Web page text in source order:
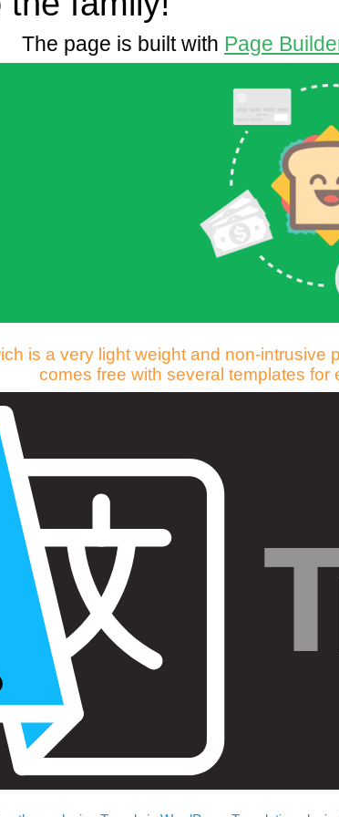
The page is built with Page
is a very light weight and non-
comes free with several templates